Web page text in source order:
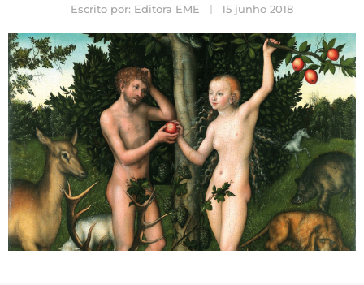
Escrito por: Editora EME 15 junho 2018